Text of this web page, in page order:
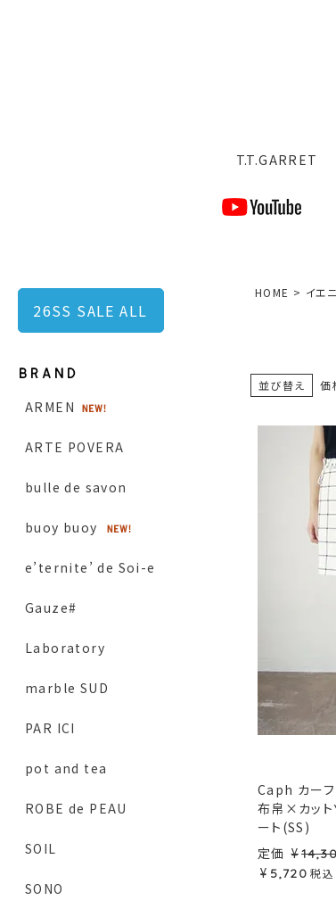
T.T.GARRET
26SS SALE ALL
ARMEN
ARTE POVERA
bulle de savon
buoy buoy
e’ternite’ de Soi-e
Gauze#
Laboratory
marble SUD
PAR ICI
pot and tea
ROBE de PEAU
SOIL
SONO
HOME イエ
並び替え 価
Caph カーフ
布帛×カット
ート(SS)
定価 ¥
¥ 5,720 税込